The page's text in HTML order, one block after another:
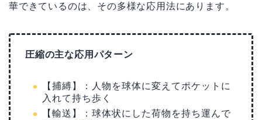
華できているのは、その多様な応用法にあります。
圧縮の主な応用パターン
【捕縛】：人物を球体に変えてポケットに
入れて持ち歩く
【輸送】：球体状にした荷物を持ち運んで